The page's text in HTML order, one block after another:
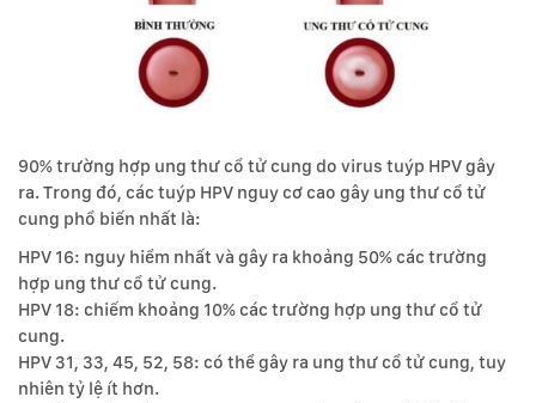
90% trường hợp ung thư cổ tử cung do virus tuýp HPV gây
ra. Trong đó, các tuýp HPV nguy cơ cao gây ung thư cổ tử
cung phổ biến nhất là:
HPV 16: nguy hiểm nhất và gây ra khoảng 50% các trường
hợp ung thư cổ tử cung.
HPV 18: chiếm khoảng 10% các trường hợp ung thư cổ tử
cung.
HPV 31, 33, 45, 52, 58: có thể gây ra ung thư cổ tử cung, tuy
nhiên tỷ lệ ít hơn.